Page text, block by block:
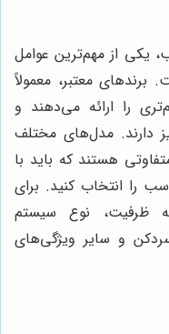
یکی از مهم‌ترین عوامل
برندهای معتبر، معمولاً
را ارائه می‌دهند و
دارند. مدل‌های مختلف
هستند که باید با
را انتخاب کنید. برای
ظرفیت، نوع سیستم
و سایر ویژگی‌های